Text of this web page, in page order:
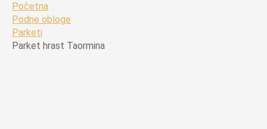
Početna
Podne obloge
Parketi
Parket hrast Taormina